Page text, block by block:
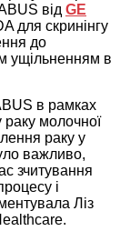
від GE
для скринінгу
до
ущільненням в
в рамках
раку молочної
раку у
важливо,
зчитування
і
Ліз